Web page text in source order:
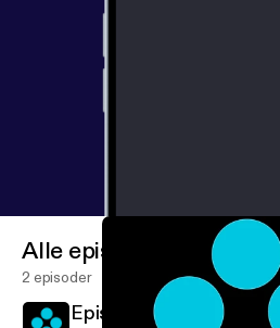
Alle episoder
2 episoder
Episode 34: Infinite